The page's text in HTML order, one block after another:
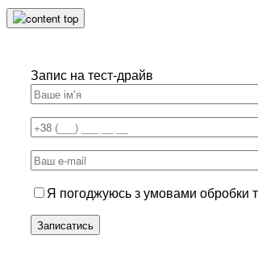
Запис на тест-драйв
Я погоджуюсь з умовами обробки